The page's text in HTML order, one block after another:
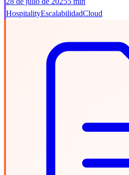
HospitalityEscalabilidadCloud